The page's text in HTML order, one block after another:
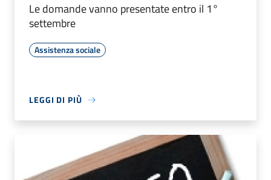
Le domande vanno presentate entro il 1°
settembre
Assistenza sociale
LEGGI DI PIÙ